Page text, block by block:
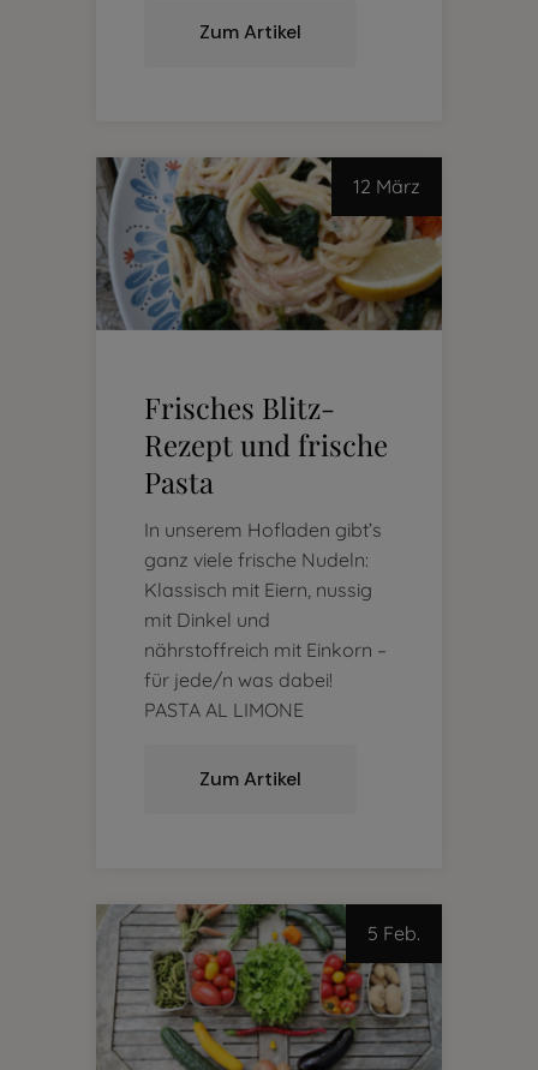
Zum Artikel
12 März
Frisches Blitz-
Rezept und frische
Pasta
In unserem Hofladen gibt’s
ganz viele frische Nudeln:
Klassisch mit Eiern, nussig
mit Dinkel und
nährstoffreich mit Einkorn –
für jede/n was dabei!
PASTA AL LIMONE
Zum Artikel
5 Feb.